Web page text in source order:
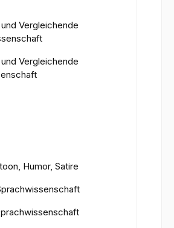
Vergleichende
Vergleichende
Humor, Satire